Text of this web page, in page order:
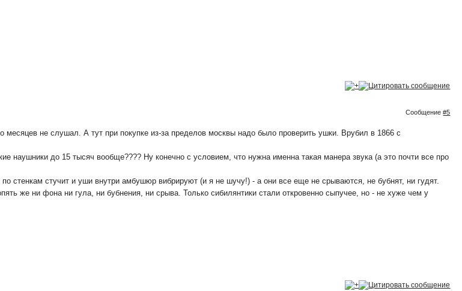
Сообщение#5
не слушал. А тут при покупке из-за пределов москвы надо было проверить ушки. Врубил в 1866 с
наушники до 15 тысяч вообще???? Ну конечно с условием, что нужна именна такая манера звука (а это почти все про
стенкам стучит и уши внутри амбушюр вибрируют (и я не шучу!) - а они все еще не срываются, не бубнят, ни гудят.
же ни фона ни гула, ни бубнения, ни срыва. Только сибилянтики стали откровенно сыпучее, но - не хуже чем у